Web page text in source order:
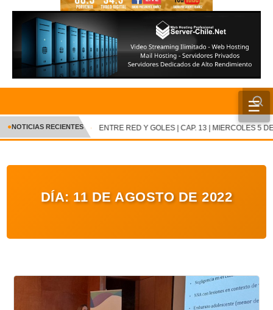
☰
INICIO
CRÓNICA
ENTRETENIMIENTO Y CULTURA
●NOTICIAS RECIENTES ENTRE RED Y GOLES | CAP. 13 | MIERCOLES 5 DE
DÍA: 11 DE AGOSTO DE 2022